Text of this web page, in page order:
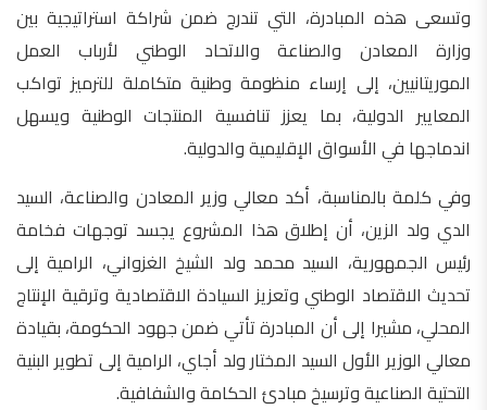
وتسعى هذه المبادرة، التي تندرج ضمن شراكة استراتيجية بين
وزارة المعادن والصناعة والاتحاد الوطني لأرباب العمل
الموريتانيين، إلى إرساء منظومة وطنية متكاملة للترميز تواكب
المعايير الدولية، بما يعزز تنافسية المنتجات الوطنية ويسهل
اندماجها في الأسواق الإقليمية والدولية.
وفي كلمة بالمناسبة، أكد معالي وزير المعادن والصناعة، السيد
الدي ولد الزين، أن إطلاق هذا المشروع يجسد توجهات فخامة
رئيس الجمهورية، السيد محمد ولد الشيخ الغزواني، الرامية إلى
تحديث الاقتصاد الوطني وتعزيز السيادة الاقتصادية وترقية الإنتاج
المحلي، مشيرا إلى أن المبادرة تأتي ضمن جهود الحكومة، بقيادة
معالي الوزير الأول السيد المختار ولد أجاي، الرامية إلى تطوير البنية
التحتية الصناعية وترسيخ مبادئ الحكامة والشفافية.